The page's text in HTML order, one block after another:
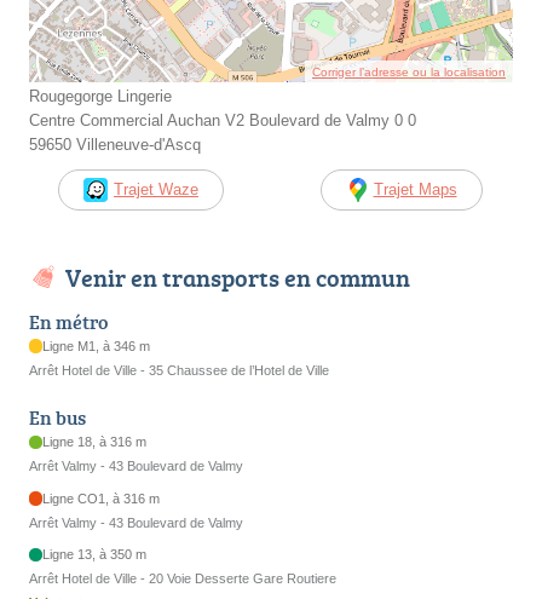
Corriger l’adresse ou la localisation
Rougegorge Lingerie
Centre Commercial Auchan V2 Boulevard de Valmy 0 0
59650 Villeneuve-d'Ascq
Trajet Waze Trajet Maps
Venir en transports en commun
En métro
Ligne M1, à 346 m
Arrêt Hotel de Ville - 35 Chaussee de l’Hotel de Ville
En bus
Ligne 18, à 316 m
Arrêt Valmy - 43 Boulevard de Valmy
Ligne CO1, à 316 m
Arrêt Valmy - 43 Boulevard de Valmy
Ligne 13, à 350 m
Arrêt Hotel de Ville - 20 Voie Desserte Gare Routiere